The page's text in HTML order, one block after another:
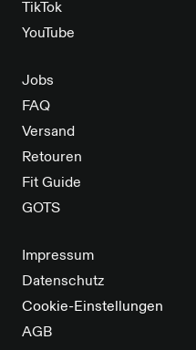
TikTok
YouTube
Jobs
FAQ
Versand
Retouren
Fit Guide
GOTS
Impressum
Datenschutz
Cookie-Einstellungen
AGB